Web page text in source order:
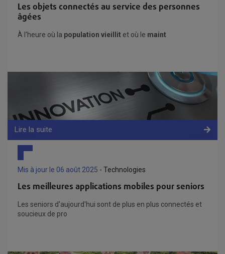
Les objets connectés au service des personnes
âgées
À l'heure où la population vieillit et où le maint
Lire la suite
Mis à jour le 06 août 2025 - Technologies
Les meilleures applications mobiles pour seniors
Les seniors d'aujourd'hui sont de plus en plus connectés et
soucieux de pro